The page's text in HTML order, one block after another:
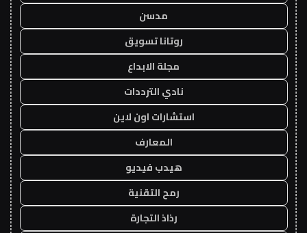
مدسن
روتانا تسويق
مجلة الابداع
نادي الترددات
استشارات اون لاين
المعارف
هيدب فيديو
رمح التقنية
رذاذ التجارة